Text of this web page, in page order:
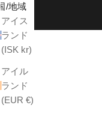
国/地域
アイス
ランド
(ISK kr)
アイル
ランド
(EUR €)